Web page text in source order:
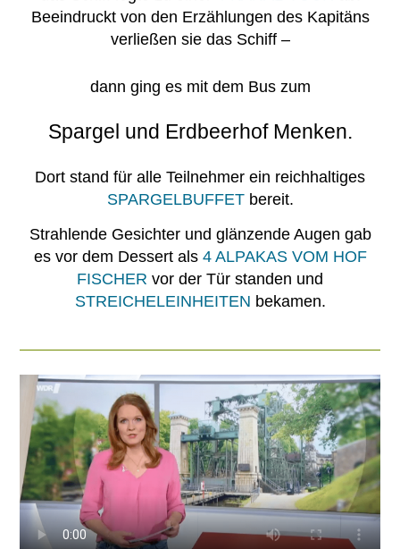
Beeindruckt von den Erzählungen des Kapitäns
verließen sie das Schiff –
dann ging es mit dem Bus zum
Spargel und Erdbeerhof Menken.
Dort stand für alle Teilnehmer ein reichhaltiges
SPARGELBUFFETbereit.
Strahlende Gesichter und glänzende Augen gab
es vor dem Dessert als 4 ALPAKAS VOM HOF
FISCHER vor der Tür standen und
STREICHELEINHEITEN bekamen.